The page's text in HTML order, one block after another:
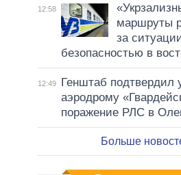
12:58
маршруты
за
безопасностью в
12:49
Генштаб подтвердил
аэродрому
поражение РЛС в
Больше